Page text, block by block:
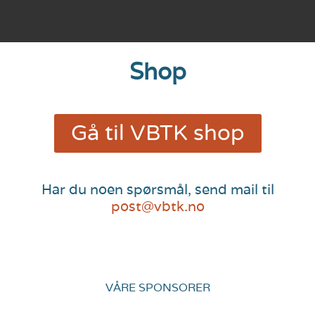
Shop
Gå til VBTK shop
Har du noen spørsmål, send mail til
post@vbtk.no
VÅRE SPONSORER